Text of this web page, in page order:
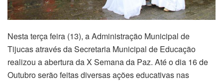
Nesta terça feira (13), a Administração Municipal de
Tijucas através da Secretaria Municipal de Educação
realizou a abertura da X Semana da Paz. Até o dia 16 de
Outubro serão feitas diversas ações educativas nas